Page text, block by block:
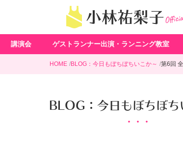
小林祐梨子
講演会 ゲストランナー出演・ランニング教室
HOME BLOG：今日もぼちぼちいこか～ 第6回
BLOG：今日もぼちぼち